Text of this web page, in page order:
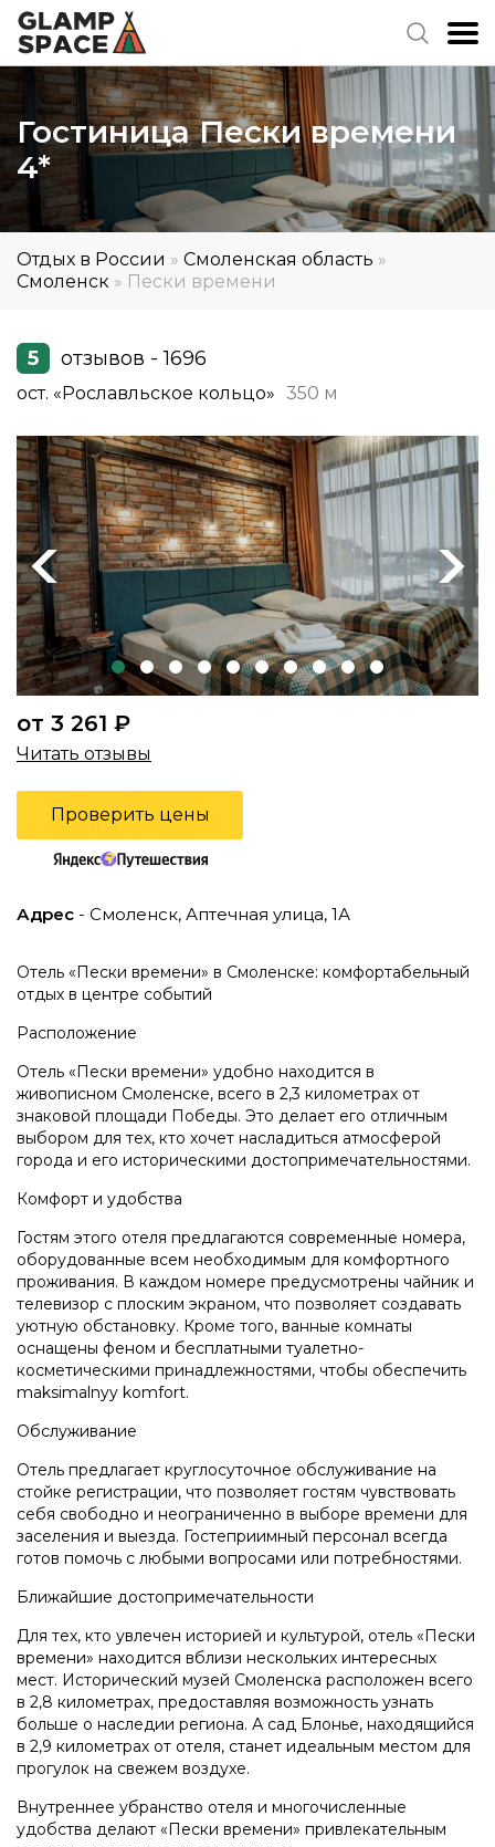
Гостиница Пески времени
4*
Отдых в России » Смоленская область »
Смоленск » Пески времени
5 отзывов - 1696
ост. «Рославльское кольцо» 350 м
Previous Next
от 3 261 ₽
Читать отзывы
Проверить цены
Адрес - Смоленск, Аптечная улица, 1А
Отель «Пески времени» в Смоленске: комфортабельный
отдых в центре событий
Расположение
Отель «Пески времени» удобно находится в
живописном Смоленске, всего в 2,3 километрах от
знаковой площади Победы. Это делает его отличным
выбором для тех, кто хочет насладиться атмосферой
города и его историческими достопримечательностями.
Комфорт и удобства
Гостям этого отеля предлагаются современные номера,
оборудованные всем необходимым для комфортного
проживания. В каждом номере предусмотрены чайник и
телевизор с плоским экраном, что позволяет создавать
уютную обстановку. Кроме того, ванные комнаты
оснащены феном и бесплатными туалетно-
косметическими принадлежностями, чтобы обеспечить
maksimalnyy komfort.
Обслуживание
Отель предлагает круглосуточное обслуживание на
стойке регистрации, что позволяет гостям чувствовать
себя свободно и неограниченно в выборе времени для
заселения и выезда. Гостеприимный персонал всегда
готов помочь с любыми вопросами или потребностями.
Ближайшие достопримечательности
Для тех, кто увлечен историей и культурой, отель «Пески
времени» находится вблизи нескольких интересных
мест. Исторический музей Смоленска расположен всего
в 2,8 километрах, предоставляя возможность узнать
больше о наследии региона. А сад Блонье, находящийся
в 2,9 километрах от отеля, станет идеальным местом для
прогулок на свежем воздухе.
Внутреннее убранство отеля и многочисленные
удобства делают «Пески времени» привлекательным